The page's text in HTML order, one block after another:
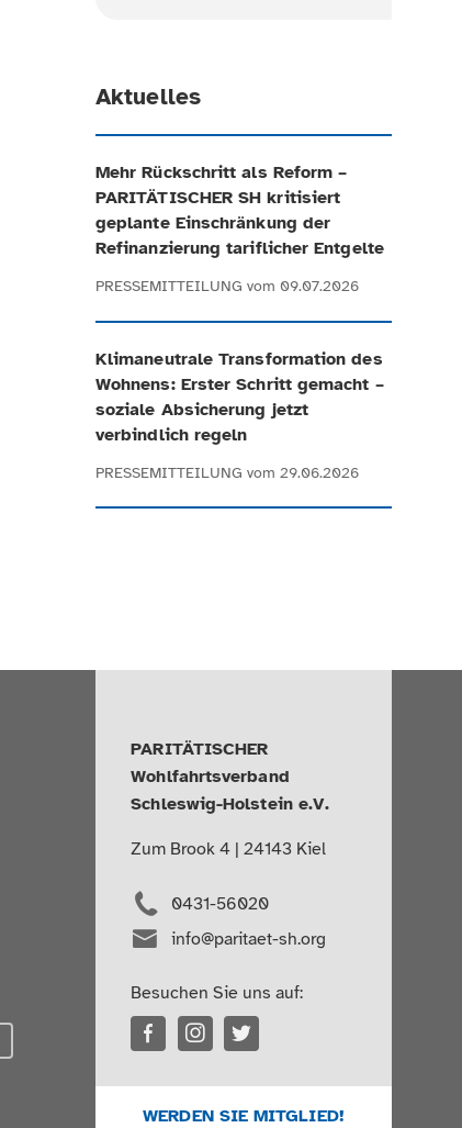
Aktuelles
Mehr Rückschritt als Reform –
PARITÄTISCHER SH kritisiert
geplante Einschränkung der
Refinanzierung tariflicher Entgelte
PRESSEMITTEILUNG vom 09.07.2026
Klimaneutrale Transformation des
Wohnens: Erster Schritt gemacht –
soziale Absicherung jetzt
verbindlich regeln
PRESSEMITTEILUNG vom 29.06.2026
PARITÄTISCHER
Wohlfahrtsverband
Schleswig-Holstein e.V.
Zum Brook 4 | 24143 Kiel
0431-56020
info@paritaet-sh.org
Besuchen Sie uns auf:
WERDEN SIE MITGLIED!